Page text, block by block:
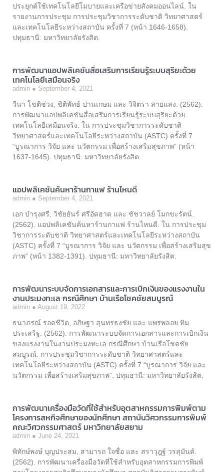
ประยุกต์ใช้เทคโนโลยีโมบายและเครือข่ายสังคมออนไลน์. ใน
รายงานการประชุม การประชุมวิชาการระดับชาติ วิทยาศาสตร์
และเทคโนโลยีระหว่างสถาบัน ครั้งที่ 7 (หน้า 1646-1658).
ปทุมธานี: มหาวิทยาลัยรังสิต.
การพัฒนาแอปพลิเคชันสื่อเสริมการเรียนรู้ระบบสุริยะด้วย
เทคโนโลยีเสมือนจริง
admin September 4, 2021
วีนา โชติช่วง, ชิติพัทธ์ ปานเกษม และ วิจิตรา สายแสง. (2562).
การพัฒนาแอปพลิเคชันสื่อเสริมการเรียนรู้ระบบสุริยะด้วย
เทคโนโลยีเสมือนจริง. ใน การประชุมวิชาการระดับชาติ
วิทยาศาสตร์และเทคโนโลยีระหว่างสถาบัน (ASTC) ครั้งที่ 7
“บูรณาการ วิจัย และ นวัตกรรม เพื่อสร้างเสริมสุขภาพ” (หน้า
1637-1645). ปทุมธานี: มหาวิทยาลัยรังสิต.
แอปพลิเคชันค้นหาร้านกาแฟ ร้านไหนดี
admin September 4, 2021
เอก บำรุงศรี, วิชัยยันร์ ศรีอัดฮาด และ ชัชวาลย์ โมกขะรัตน์.
(2562). แอปพลิเคชันค้นหาร้านกาแฟ ร้านไหนดี. ใน การประชุม
วิชาการระดับชาติ วิทยาศาสตร์และเทคโนโลยีระหว่างสถาบัน
(ASTC) ครั้งที่ 7 “บูรณาการ วิจัย และ นวัตกรรม เพื่อสร้างเสริมสุข
ภาพ” (หน้า 1382-1391). ปทุมธานี: มหาวิทยาลัยรังสิต.
การพัฒนาระบบจัดการเอกสารและการเบิกเงินของแรงงานใน
งานประมงทะเล กรณีศึกษา บ้านเรือโชคชัยสมบูรณ์
admin August 19, 2022
ธนาภรณ์ รอดชีวิต, อภิษฐา สุนทรธงชัย และ แพรพลอย ทิม
ประเสริฐ. (2562). การพัฒนาระบบจัดการเอกสารและการเบิกเงิน
ของแรงงานในงานประมงทะเล กรณีศึกษา บ้านเรือโชคชัย
สมบูรณ์. การประชุมวิชาการระดับชาติ วิทยาศาสตร์และ
เทคโนโลยีระหว่างสถาบัน (ASTC) ครั้งที่ 7 “บูรณาการ วิจัย และ
นวัตกรรม เพื่อสร้างเสริมสุขภาพ”. ปทุมธานี: มหาวิทยาลัยรังสิต.
การพัฒนาเครื่องมือวัดที่ใช้สำหรับอุตสาหกรรมการพิมพ์ตาม
โครงการสหกิจศึกษาของนักศึกษา สถาบันวิศวกรรมการพิมพ์
คณะวิศวกรรมศาสตร์ มหาวิทยาลัยสยาม
admin June 24, 2021
พิทักษ์พงษ์ บุญประสม, สามารถ ใจซื่อ และ สราวุฎฐ์ วรสุมันต์.
(2562). การพัฒนาเครื่องมือวัดที่ใช้สำหรับอุตสาหกรรมการพิมพ์